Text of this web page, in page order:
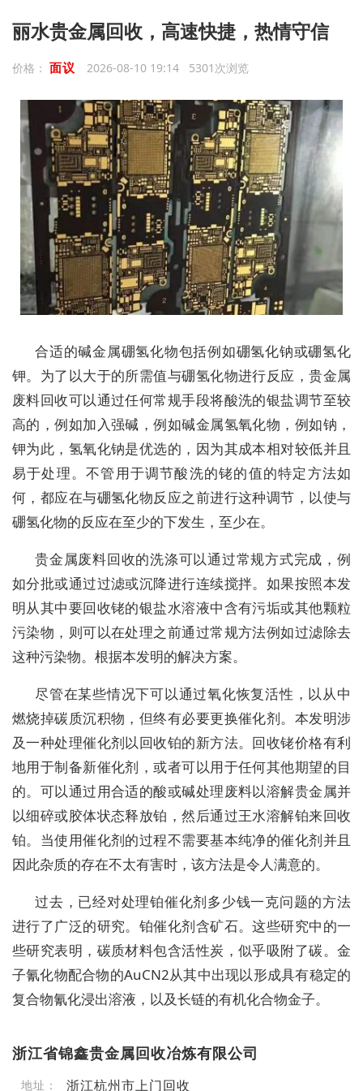
丽水贵金属回收，高速快捷，热情守信
价格： 面议 2026-08-10 19:14 5301次浏览
合适的碱金属硼氢化物包括例如硼氢化钠或硼氢化
钾。为了以大于的所需值与硼氢化物进行反应，贵金属
废料回收可以通过任何常规手段将酸洗的银盐调节至较
高的，例如加入强碱，例如碱金属氢氧化物，例如钠，
钾为此，氢氧化钠是优选的，因为其成本相对较低并且
易于处理。不管用于调节酸洗的铑的值的特定方法如
何，都应在与硼氢化物反应之前进行这种调节，以使与
硼氢化物的反应在至少的下发生，至少在。
贵金属废料回收的洗涤可以通过常规方式完成，例
如分批或通过过滤或沉降进行连续搅拌。如果按照本发
明从其中要回收铑的银盐水溶液中含有污垢或其他颗粒
污染物，则可以在处理之前通过常规方法例如过滤除去
这种污染物。根据本发明的解决方案。
尽管在某些情况下可以通过氧化恢复活性，以从中
燃烧掉碳质沉积物，但终有必要更换催化剂。本发明涉
及一种处理催化剂以回收铂的新方法。回收铑价格有利
地用于制备新催化剂，或者可以用于任何其他期望的目
的。可以通过用合适的酸或碱处理废料以溶解贵金属并
以细碎或胶体状态释放铂，然后通过王水溶解铂来回收
铂。当使用催化剂的过程不需要基本纯净的催化剂并且
因此杂质的存在不太有害时，该方法是令人满意的。
过去，已经对处理铂催化剂多少钱一克问题的方法
进行了广泛的研究。铂催化剂含矿石。这些研究中的一
些研究表明，碳质材料包含活性炭，似乎吸附了碳。金
子氰化物配合物的AuCN2从其中出现以形成具有稳定的
复合物氰化浸出溶液，以及长链的有机化合物金子。
浙江省锦鑫贵金属回收冶炼有限公司
地址： 浙江杭州市上门回收